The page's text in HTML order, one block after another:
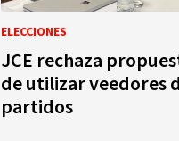
ELECCIONES
JCE rechaza
de utilizar veedores
partidos